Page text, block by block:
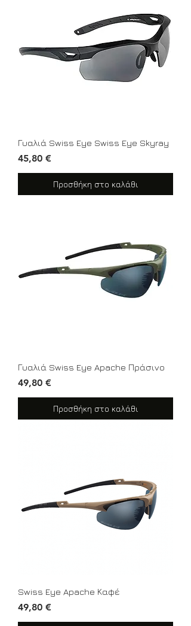
Γυαλιά Swiss Eye Swiss Eye Skyray
Τιμή
45,80 €
Προσθήκη στο καλάθι
Γυαλιά Swiss Eye Apache Πράσινο
Τιμή
49,80 €
Προσθήκη στο καλάθι
Swiss Eye Apache Καφέ
Τιμή
49,80 €